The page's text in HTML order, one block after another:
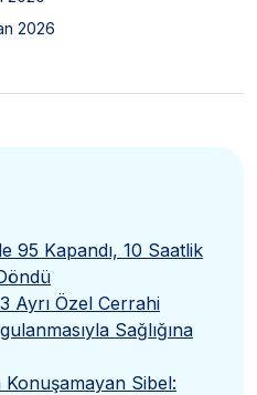
2026
95 Kapandı, 10 Saatlik
Ayrı Özel Cerrahi
Sağlığına
Konuşamayan Sibel: